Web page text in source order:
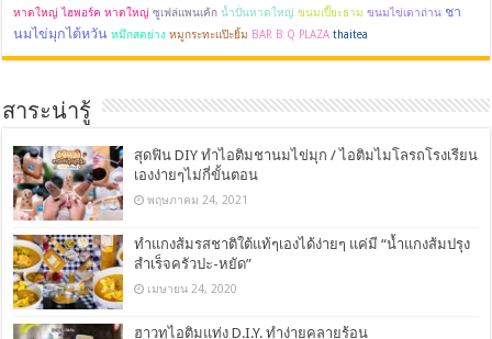
หาดใหญ่ ไฮพอร์ค หาดใหญ่ ซูเฟล่แพนเค้ก น้ำปั่นหาดใหญ่ ขนมเปี๊ยะธาม ขนมไข่เตาถ่าน ชา
นมไข่มุกไต้หวัน หมึกสดย่าง หมูกระทะแป๊ะยิ้ม BAR B Q PLAZA thaitea
สาระน่ารู้
สุดฟิน DIY ทำไอติมชานมไข่มุก / ไอติมไมโลรถโรงเรียน
เองง่ายๆไม่กี่ขั้นตอน
พฤษภาคม 24, 2021
ทำแกงส้มรสชาติใต้แท้ๆเองได้ง่ายๆ แค่มี “น้ำแกงส้มปรุง
สำเร็จครัวปะ-หยัด”
เมษายน 24, 2020
ฮาวทูไอติมแท่ง D.I.Y. ทำง่ายคลายร้อน